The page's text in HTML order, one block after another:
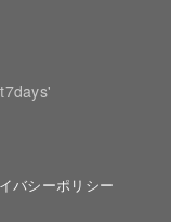
バシーポリシー